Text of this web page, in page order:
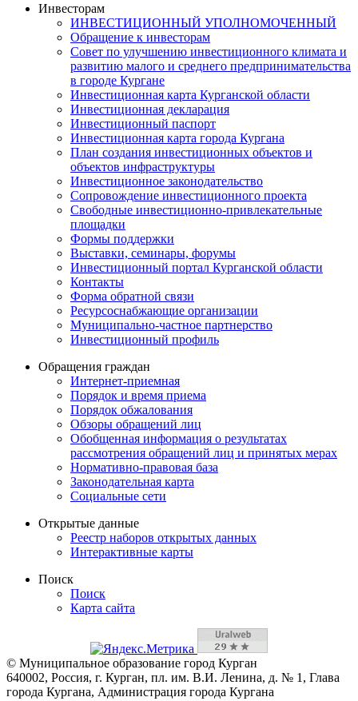
Инвесторам
ИНВЕСТИЦИОННЫЙ УПОЛНОМОЧЕННЫЙ
Обращение к инвесторам
Совет по улучшению инвестиционного климата и
развитию малого и среднего предпринимательства
в городе Кургане
Инвестиционная карта Курганской области
Инвестиционная декларация
Инвестиционный паспорт
Инвестиционная карта города Кургана
План создания инвестиционных объектов и
объектов инфраструктуры
Инвестиционное законодательство
Сопровождение инвестиционного проекта
Свободные инвестиционно-привлекательные
площадки
Формы поддержки
Выставки, семинары, форумы
Инвестиционный портал Курганской области
Контакты
Форма обратной связи
Ресурсоснабжающие организации
Муниципально-частное партнерство
Инвестиционный профиль
Обращения граждан
Интернет-приемная
Порядок и время приема
Порядок обжалования
Обзоры обращений лиц
Обобщенная информация о результатах
рассмотрения обращений лиц и принятых мерах
Нормативно-правовая база
Законодательная карта
Социальные сети
Открытые данные
Реестр наборов открытых данных
Интерактивные карты
Поиск
Поиск
Карта сайта
© Муниципальное образование город Курган
640002, Россия, г. Курган, пл. им. В.И. Ленина, д. № 1, Глава
города Кургана, Администрация города Кургана